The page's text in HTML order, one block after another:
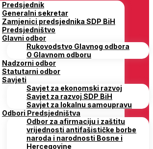
Predsjednik
Generalni sekretar
Zamjenici predsjednika SDP BiH
Predsjedništvo
Glavni odbor
Rukovodstvo Glavnog odbora
O Glavnom odboru
Nadzorni odbor
Statutarni odbor
Savjeti
Savjet za ekonomski razvoj
Savjet za razvoj SDP BiH
Savjet za lokalnu samoupravu
Odbori Predsjedništva
Odbor za afirmaciju i zaštitu
vrijednosti antifašističke borbe
naroda i narodnosti Bosne i
Hercegovine